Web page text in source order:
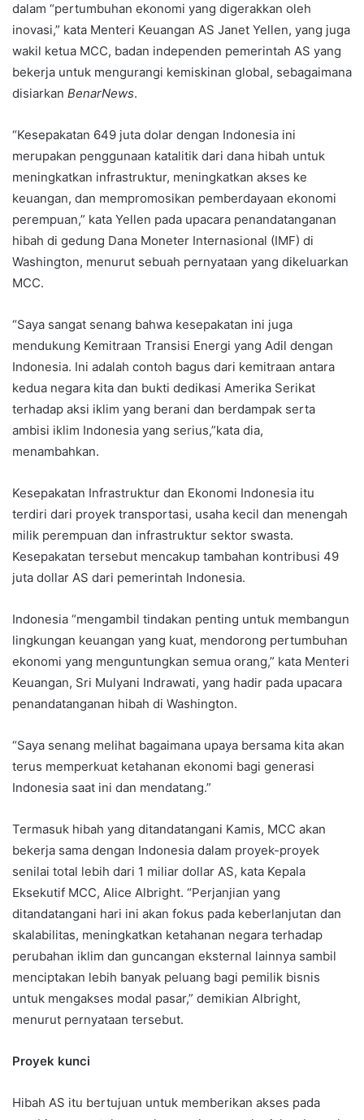
dalam “pertumbuhan ekonomi yang digerakkan oleh
inovasi,” kata Menteri Keuangan AS Janet Yellen, yang juga
wakil ketua MCC, badan independen pemerintah AS yang
bekerja untuk mengurangi kemiskinan global, sebagaimana
disiarkan BenarNews.
“Kesepakatan 649 juta dolar dengan Indonesia ini
merupakan penggunaan katalitik dari dana hibah untuk
meningkatkan infrastruktur, meningkatkan akses ke
keuangan, dan mempromosikan pemberdayaan ekonomi
perempuan,” kata Yellen pada upacara penandatanganan
hibah di gedung Dana Moneter Internasional (IMF) di
Washington, menurut sebuah pernyataan yang dikeluarkan
MCC.
“Saya sangat senang bahwa kesepakatan ini juga
mendukung Kemitraan Transisi Energi yang Adil dengan
Indonesia. Ini adalah contoh bagus dari kemitraan antara
kedua negara kita dan bukti dedikasi Amerika Serikat
terhadap aksi iklim yang berani dan berdampak serta
ambisi iklim Indonesia yang serius,”kata dia,
menambahkan.
Kesepakatan Infrastruktur dan Ekonomi Indonesia itu
terdiri dari proyek transportasi, usaha kecil dan menengah
milik perempuan dan infrastruktur sektor swasta.
Kesepakatan tersebut mencakup tambahan kontribusi 49
juta dollar AS dari pemerintah Indonesia.
Indonesia “mengambil tindakan penting untuk membangun
lingkungan keuangan yang kuat, mendorong pertumbuhan
ekonomi yang menguntungkan semua orang,” kata Menteri
Keuangan, Sri Mulyani Indrawati, yang hadir pada upacara
penandatanganan hibah di Washington.
“Saya senang melihat bagaimana upaya bersama kita akan
terus memperkuat ketahanan ekonomi bagi generasi
Indonesia saat ini dan mendatang.”
Termasuk hibah yang ditandatangani Kamis, MCC akan
bekerja sama dengan Indonesia dalam proyek-proyek
senilai total lebih dari 1 miliar dollar AS, kata Kepala
Eksekutif MCC, Alice Albright. “Perjanjian yang
ditandatangani hari ini akan fokus pada keberlanjutan dan
skalabilitas, meningkatkan ketahanan negara terhadap
perubahan iklim dan guncangan eksternal lainnya sambil
menciptakan lebih banyak peluang bagi pemilik bisnis
untuk mengakses modal pasar,” demikian Albright,
menurut pernyataan tersebut.
Proyek kunci
Hibah AS itu bertujuan untuk memberikan akses pada